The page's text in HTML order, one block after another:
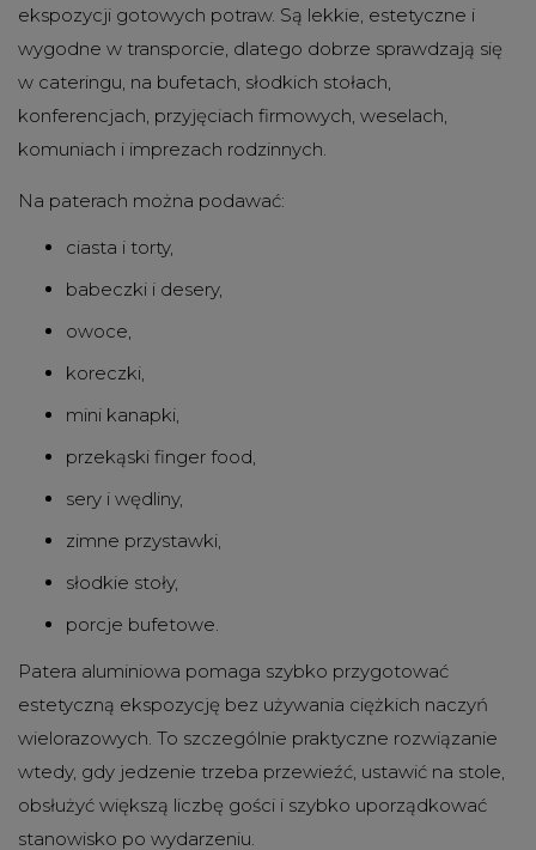
ekspozycji gotowych potraw. Są lekkie, estetyczne i
wygodne w transporcie, dlatego dobrze sprawdzają się
w cateringu, na bufetach, słodkich stołach,
konferencjach, przyjęciach firmowych, weselach,
komuniach i imprezach rodzinnych.
Na paterach można podawać:
ciasta i torty,
babeczki i desery,
owoce,
koreczki,
mini kanapki,
przekąski finger food,
sery i wędliny,
zimne przystawki,
słodkie stoły,
porcje bufetowe.
Patera aluminiowa pomaga szybko przygotować
estetyczną ekspozycję bez używania ciężkich naczyń
wielorazowych. To szczególnie praktyczne rozwiązanie
wtedy, gdy jedzenie trzeba przewieźć, ustawić na stole,
obsłużyć większą liczbę gości i szybko uporządkować
stanowisko po wydarzeniu.